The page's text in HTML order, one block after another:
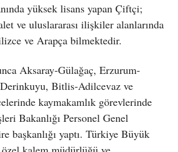
yüksek lisans yapan Çiftçi;
ve uluslararası ilişkiler alanlarında
ve Arapça bilmektedir.
Aksaray-Gülağaç, Erzurum-
Bitlis-Adilcevaz ve
kaymakamlık görevlerinde
Bakanlığı Personel Genel
başkanlığı yaptı. Türkiye Büyük